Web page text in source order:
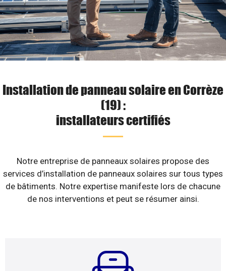
Installation de panneau solaire en Corrèze
(19) :
installateurs certifiés
Notre entreprise de panneaux solaires propose des
services d’installation de panneaux solaires sur tous types
de bâtiments. Notre expertise manifeste lors de chacune
de nos interventions et peut se résumer ainsi.